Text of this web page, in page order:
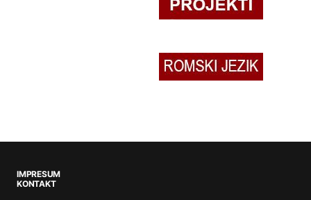
IMPRESUM
KONTAKT